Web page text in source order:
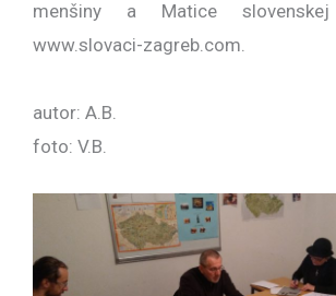
menšiny a Matice
www.slovaci-zagreb.com.
autor: A.B.
foto: V.B.